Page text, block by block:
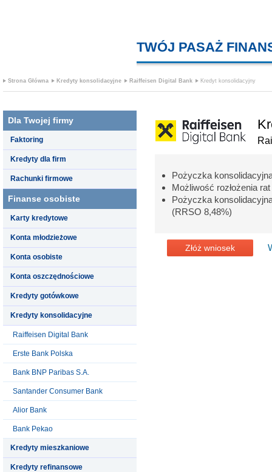
TWÓJ PASAŻ
Strona Główna Kredyty konsolidacyjne Raiffeisen Digital Bank Kredyt konsolidacyjny
Dla Twojej firmy
Faktoring
Kredyty dla firm
Rachunki firmowe
Finanse osobiste
Karty kredytowe
Konta młodzieżowe
Konta osobiste
Konta oszczędnościowe
Kredyty gotówkowe
Kredyty konsolidacyjne
Raiffeisen Digital Bank
Erste Bank Polska
Bank BNP Paribas S.A.
Santander Consumer Bank
Alior Bank
Bank Pekao
Kredyty mieszkaniowe
Kredyty refinansowe
Pożyczka
Możliwość rozłożenia
Pożyczka
(RRSO 8,48%)
Złóż wniosek